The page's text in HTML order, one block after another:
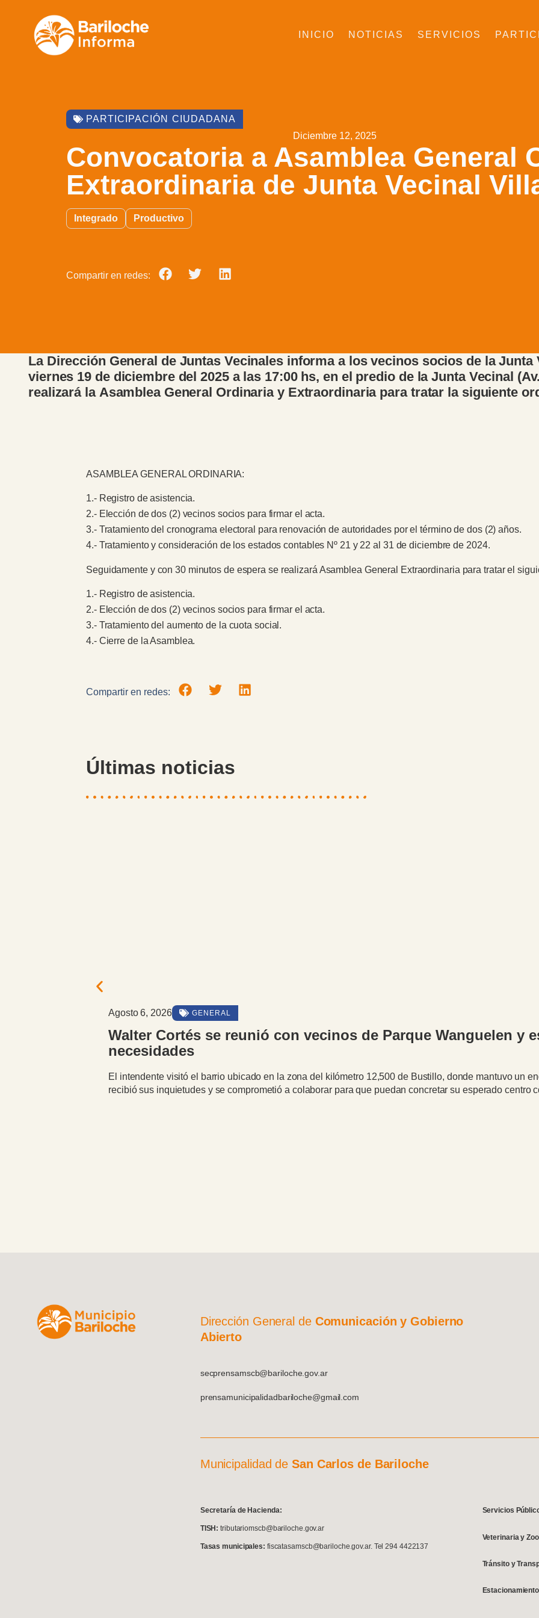
INICIO NOTICIAS SERVICIOS
PARTICIPACIÓN CIUDADANA
Diciembre 12, 2025
Convocatoria a Asamblea General
Extraordinaria de Junta Vecinal
Integrado Productivo
Compartir en redes:
La Dirección General de Juntas Vecinales informa a los vecinos socios de la
viernes 19 de diciembre del 2025 a las 17:00 hs, en el predio de la Junta Vecinal
realizará la Asamblea General Ordinaria y Extraordinaria para tratar la siguiente
ASAMBLEA GENERAL ORDINARIA:
1.- Registro de asistencia.
2.- Elección de dos (2) vecinos socios para firmar el acta.
3.- Tratamiento del cronograma electoral para renovación de autoridades por el término de dos (2) años.
4.- Tratamiento y consideración de los estados contables Nº 21 y 22 al 31 de diciembre de 2024.
Seguidamente y con 30 minutos de espera se realizará Asamblea General Extraordinaria para tratar el
1.- Registro de asistencia.
2.- Elección de dos (2) vecinos socios para firmar el acta.
3.- Tratamiento del aumento de la cuota social.
4.- Cierre de la Asamblea.
Compartir en redes:
Últimas noticias
Agosto 6, 2026 GENERAL
Walter Cortés se reunió con vecinos de Parque Wanguelen y
necesidades
El intendente visitó el barrio ubicado en la zona del kilómetro 12,500 de Bustillo, donde mantuvo un
recibió sus inquietudes y se comprometió a colaborar para que puedan concretar su esperado centro
Dirección General de Comunicación y Gobierno
Abierto
secprensamscb@bariloche.gov.ar
prensamunicipalidadbariloche@gmail.com
Municipalidad de San Carlos de Bariloche
Secretaría de Hacienda:
TISH: tributariomscb@bariloche.gov.ar
Tasas municipales: fiscatasamscb@bariloche.gov.ar. Tel 294 4422137
Servicios
Veterinaria y
Tránsito y